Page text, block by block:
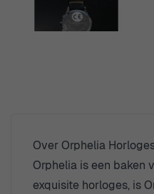
Over Orphelia
Orphelia is een baken
exquisite horloges, is